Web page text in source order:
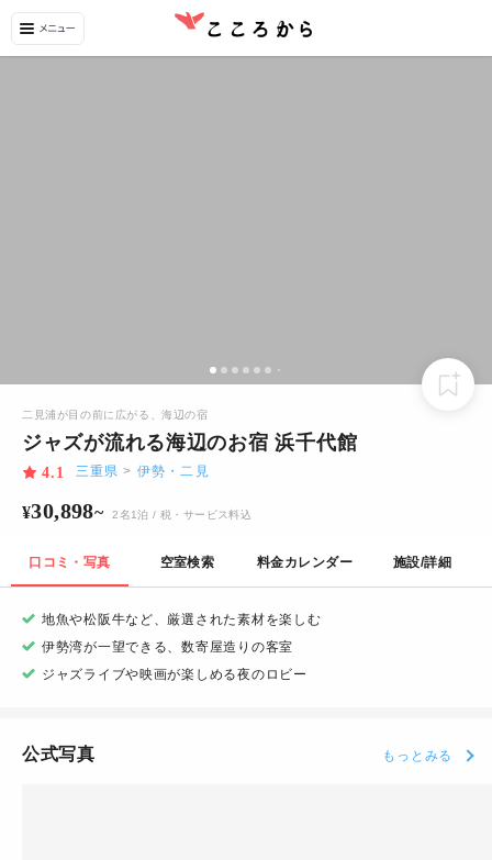
二見浦が目の前に広がる、海辺の宿
ジャズが流れる海辺のお宿 浜千代館
4.1 三重県 > 伊勢・二見
¥30,898~ 2名1泊 / 税・サービス料込
口コミ・写真 空室検索 料金カレンダー 施設/詳細
地魚や松阪牛など、厳選された素材を楽しむ
伊勢湾が一望できる、数寄屋造りの客室
ジャズライブや映画が楽しめる夜のロビー
公式写真 もっとみる